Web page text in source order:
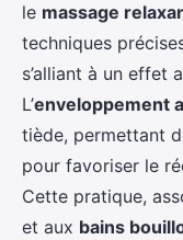
le massage
techniques
s’alliant à un effet
L’enveloppement
tiède, permettant
pour favoriser le
Cette pratique,
et aux bains